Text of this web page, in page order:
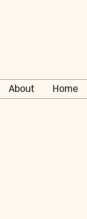
Home
About